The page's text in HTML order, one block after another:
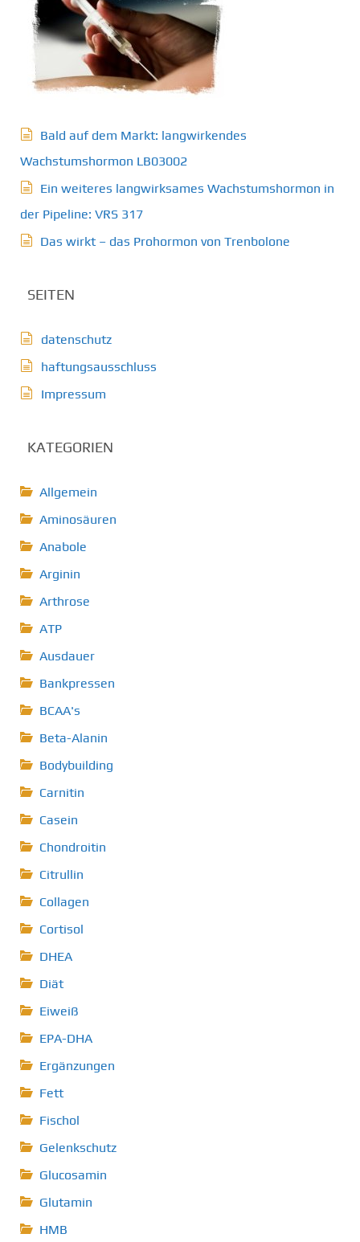
Bald auf dem Markt: langwirkendes
Wachstumshormon LB03002
Ein weiteres langwirksames Wachstumshormon in
der Pipeline: VRS 317
Das wirkt – das Prohormon von Trenbolone
SEITEN
datenschutz
haftungsausschluss
Impressum
KATEGORIEN
Allgemein
Aminosäuren
Anabole
Arginin
Arthrose
ATP
Ausdauer
Bankpressen
BCAA's
Beta-Alanin
Bodybuilding
Carnitin
Casein
Chondroitin
Citrullin
Collagen
Cortisol
DHEA
Diät
Eiweiß
EPA-DHA
Ergänzungen
Fett
Fischol
Gelenkschutz
Glucosamin
Glutamin
HMB